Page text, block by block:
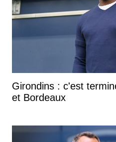
Girondins : c'est
et Bordeaux